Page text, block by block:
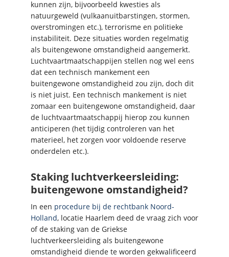
kunnen zijn, bijvoorbeeld kwesties als
natuurgeweld (vulkaanuitbarstingen, stormen,
overstromingen etc.), terrorisme en politieke
instabiliteit. Deze situaties worden regelmatig
als buitengewone omstandigheid aangemerkt.
Luchtvaartmaatschappijen stellen nog wel eens
dat een technisch mankement een
buitengewone omstandigheid zou zijn, doch dit
is niet juist. Een technisch mankement is niet
zomaar een buitengewone omstandigheid, daar
de luchtvaartmaatschappij hierop zou kunnen
anticiperen (het tijdig controleren van het
materieel, het zorgen voor voldoende reserve
onderdelen etc.).
Staking luchtverkeersleiding:
buitengewone omstandigheid?
In een procedure bij de rechtbank Noord-
Holland, locatie Haarlem deed de vraag zich voor
of de staking van de Griekse
luchtverkeersleiding als buitengewone
omstandigheid diende te worden gekwalificeerd